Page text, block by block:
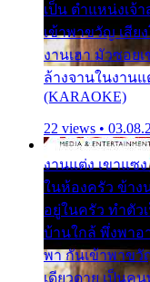
เป็น ตำแหน่งเจ้
เข้าพาขวัญ เสีย
งานเฮา มัวซอย
ล้างจานในงานแ
(KARAOKE)
22 views •
งานแต่ง เขาแซ
ในห้องครัว ข้าง
อยู่ในครัว ทำตัว
บ้านใกล้ พึ่งพาอ
พา กันเข้าพาขวั
เดียวดาย เป็นค